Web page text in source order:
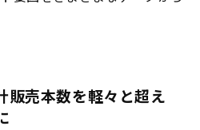
販売本数を軽々と超え